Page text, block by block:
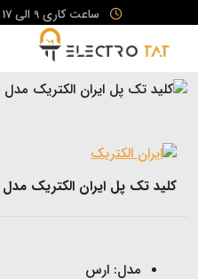
ساعت کاری 9 الی 17
کلید تک پل ایران الکتریک
مدل: ارس